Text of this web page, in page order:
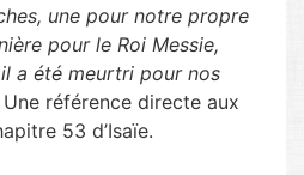
une pour notre propre
pour le Roi Messie,
a été meurtri pour nos
Une référence directe aux
53 d’Isaïe.